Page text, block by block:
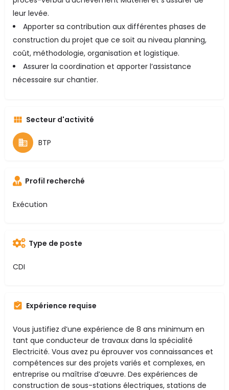
leur levée.
Apporter sa contribution aux différentes phases de
construction du projet que ce soit au niveau planning,
coût, méthodologie, organisation et logistique.
Assurer la coordination et apporter l’assistance
nécessaire sur chantier.
Secteur d'activité
BTP
Profil recherché
Exécution
Type de poste
CDI
Expérience requise
Vous justifiez d’une expérience de 8 ans minimum en
tant que conducteur de travaux dans la spécialité
Electricité. Vous avez pu éprouver vos connaissances et
compétences sur des projets variés et complexes, en
entreprise ou maîtrise d’œuvre. Des expériences de
construction de sous-stations électriques, stations de